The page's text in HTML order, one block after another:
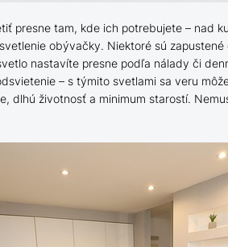
presne tam, kde ich potrebujete – nad
obývačky. Niektoré sú
nastavíte presne podľa nálady či
– s týmito svetlami sa veru
dlhú životnosť a minimum starostí.